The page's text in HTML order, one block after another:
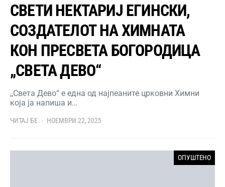
СВЕТИ НЕКТАРИЈ ЕГИНСКИ,
СОЗДАТЕЛОТ НА ХИМНАТА
КОН ПРЕСВЕТА БОГОРОДИЦА
„СВЕТА ДЕВО“
,,Света Дево“ е една од најпеаните црковни Химни
која ја напиша и…
ЧИТАЈ БЕ НОЕМВРИ 22, 2025
ОПУШТЕНО